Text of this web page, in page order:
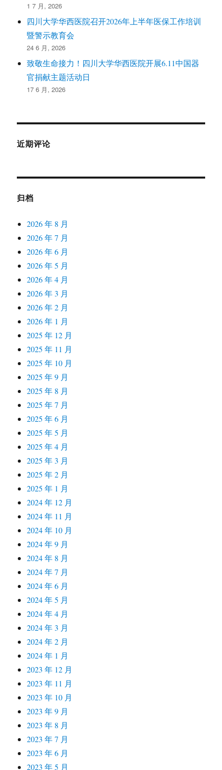
1 7 月, 2026
四川大学华西医院召开2026年上半年医保工作培训
暨警示教育会
24 6 月, 2026
致敬生命接力！四川大学华西医院开展6.11中国器
官捐献主题活动日
17 6 月, 2026
近期评论
归档
2026 年 8 月
2026 年 7 月
2026 年 6 月
2026 年 5 月
2026 年 4 月
2026 年 3 月
2026 年 2 月
2026 年 1 月
2025 年 12 月
2025 年 11 月
2025 年 10 月
2025 年 9 月
2025 年 8 月
2025 年 7 月
2025 年 6 月
2025 年 5 月
2025 年 4 月
2025 年 3 月
2025 年 2 月
2025 年 1 月
2024 年 12 月
2024 年 11 月
2024 年 10 月
2024 年 9 月
2024 年 8 月
2024 年 7 月
2024 年 6 月
2024 年 5 月
2024 年 4 月
2024 年 3 月
2024 年 2 月
2024 年 1 月
2023 年 12 月
2023 年 11 月
2023 年 10 月
2023 年 9 月
2023 年 8 月
2023 年 7 月
2023 年 6 月
2023 年 5 月